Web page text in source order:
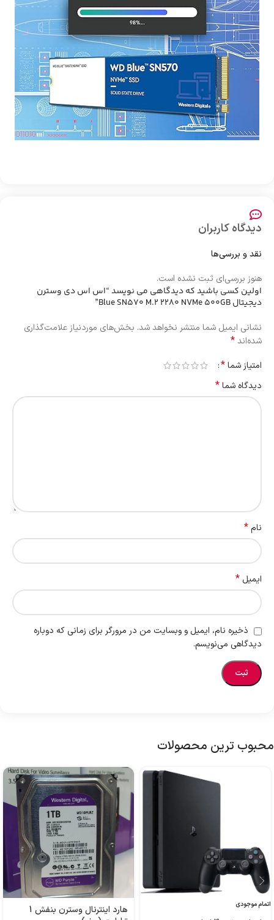
دیدگاه کاربران
نقد و بررسی‌ها
هنوز بررسی‌ای ثبت نشده است.
اولین کسی باشید که دیدگاهی می نویسد “اس اس دی وسترن
دیجیتال Blue SN570 M.2 2280 NVMe 500GB”
نشانی ایمیل شما منتشر نخواهد شد. بخش‌های موردنیاز علامت‌گذاری
شده‌اند*
امتیاز شما*
دیدگاه شما*
نام*
ایمیل *
ذخیره نام، ایمیل و وبسایت من در مرورگر برای زمانی که دوباره
دیدگاهی می‌نویسم.
محبوب ترین محصولات
اتمام موجودی
هارد اینترنال وسترن بنفش 1